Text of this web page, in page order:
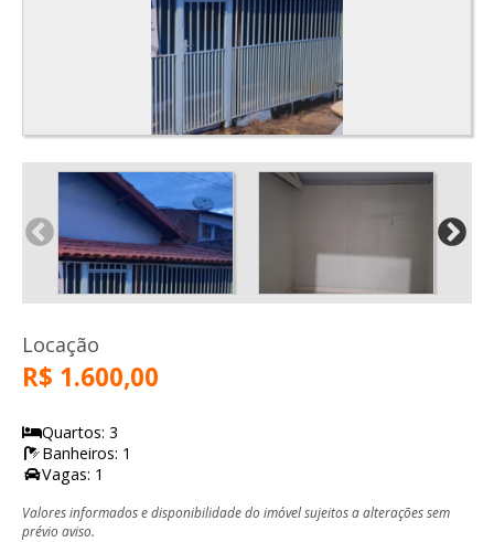
Locação
R$ 1.600,00
Quartos: 3
Banheiros: 1
Vagas: 1
Valores informados e disponibilidade do imóvel sujeitos a alterações sem
prévio aviso.